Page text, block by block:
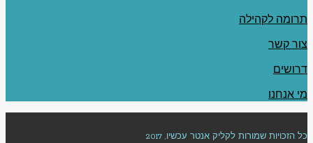
תרומה לקהילה
צור קשר
דרושים
מי אנחנו
כל הזכויות שמורות לקליק אנטר עכשיו, 2017